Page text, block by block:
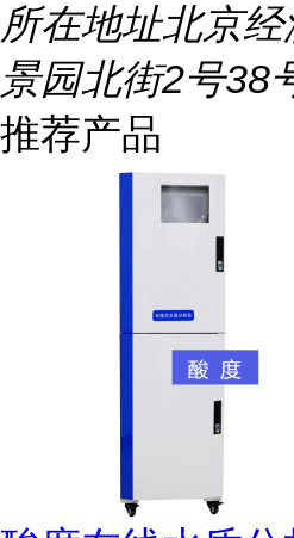
所在地址北京
景园北街2号38
推荐产品